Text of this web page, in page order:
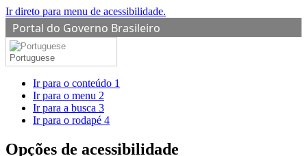
Ir direto para menu de acessibilidade.
Portal do Governo Brasileiro
Portuguese
Ir para o conteúdo 1
Ir para o menu 2
Ir para a busca 3
Ir para o rodapé 4
Opções de acessibilidade